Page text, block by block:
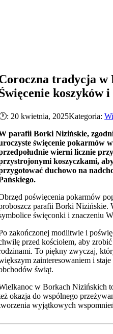
tradycja w
koszyków
20 kwietnia, 2025Kategoria:
parafii Borki Nizińskie,
święcenie pokarmów
wierni licznie
koszyczkami,
duchowo na
poświęcenia pokarmów
parafii Borki Nizińskie.
święconki i znaczeniu
zakończonej modlitwie i
przed kościołem, aby
To piękny zwyczaj,
zainteresowaniem i
świąt.
w Borkach Nizińskich
okazja do wspólnego
wyjątkowych